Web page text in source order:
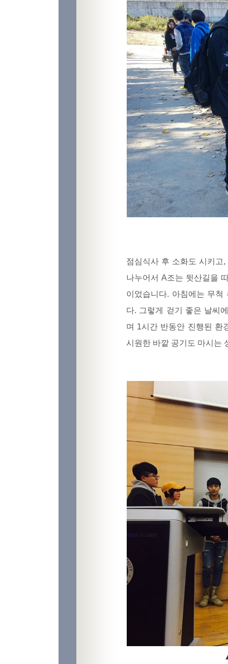
점심식사 후 소화도 시키고
나누어서 A조는 뒷산길을
이었습니다. 아침에는 무
다. 그렇게 걷기 좋은 날씨
며 1시간 반동안 진행된 환
시원한 바깥 공기도 마시는